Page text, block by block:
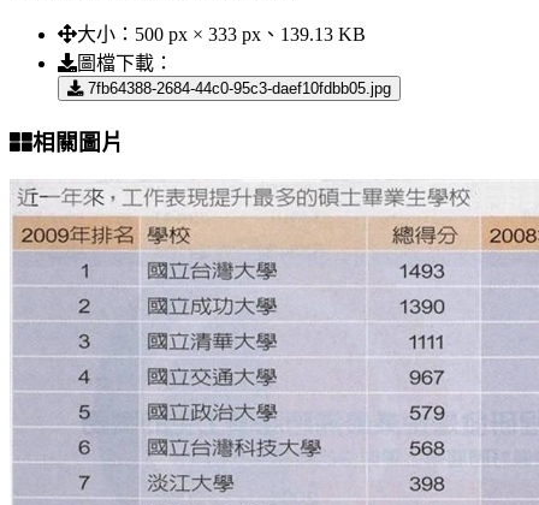
大小： 500 px × 333 px、139.13 KB
圖檔下載：
7fb64388-2684-44c0-95c3-daef10fdbb05.jpg
相關圖片